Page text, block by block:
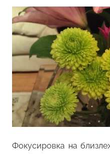
Фокусировка на